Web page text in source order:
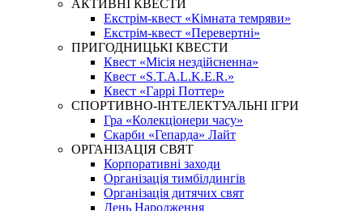
АКТИВНІ КВЕСТИ
Екстрім-квест «Кімната темряви»
Екстрім-квест «Перевертні»
ПРИГОДНИЦЬКІ КВЕСТИ
Квест «Місія нездійсненна»
Квест «S.T.A.L.K.E.R.»
Квест «Гаррі Поттер»
СПОРТИВНО-ІНТЕЛЕКТУАЛЬНІ ІГРИ
Гра «Колекціонери часу»
Скарби «Гепарда» Лайт
ОРГАНІЗАЦІЯ СВЯТ
Корпоративні заходи
Організація тимбілдингів
Організація дитячих свят
День Народження